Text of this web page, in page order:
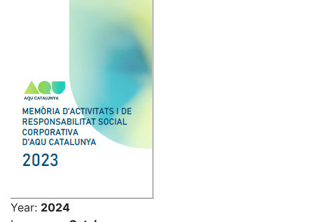
Year: 2024